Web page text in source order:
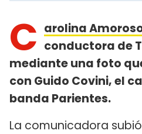
C arolina
conductora de
mediante una foto
con Guido Covini, el
banda Parientes.
La comunicadora